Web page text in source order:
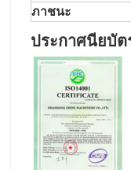
ภาชนะ
ประกาศนียบัต